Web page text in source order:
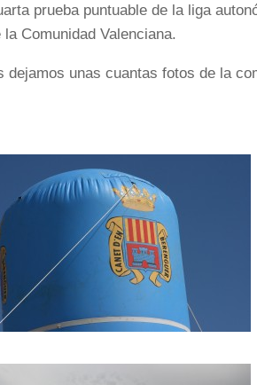
prueba puntuable de la liga
la Comunidad Valenciana.
dejamos unas cuantas fotos de la